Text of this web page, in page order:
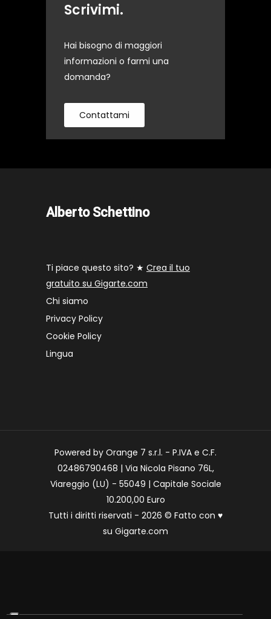
Scrivimi.
Hai bisogno di maggiori
informazioni o farmi una
domanda?
Contattami
Alberto Schettino
Ti piace questo sito? ★ Crea il tuo
gratuito su Gigarte.com
Chi siamo
Privacy Policy
Cookie Policy
Lingua
Powered by Orange 7 s.r.l. - P.IVA e C.F.
02486790468 | Via Nicola Pisano 76L,
Viareggio (LU) - 55049 | Capitale Sociale
10.200,00 Euro
Tutti i diritti riservati - 2026 © Fatto con ♥
su Gigarte.com